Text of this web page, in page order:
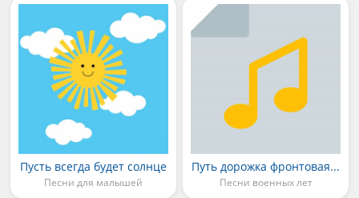
Пусть всегда будет солнце
Песни для малышей
Путь дорожка фронтовая...
Песни военных лет